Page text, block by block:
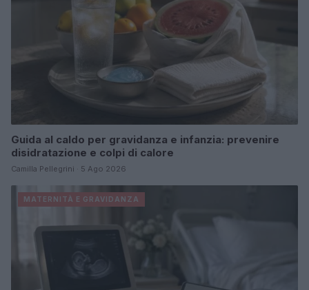
Guida al caldo per gravidanza e infanzia: prevenire
disidratazione e colpi di calore
Camilla Pellegrini · 5 Ago 2026
MATERNITÀ E GRAVIDANZA